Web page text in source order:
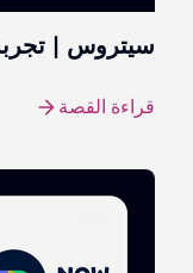
سيتروس |
قراءة القصة